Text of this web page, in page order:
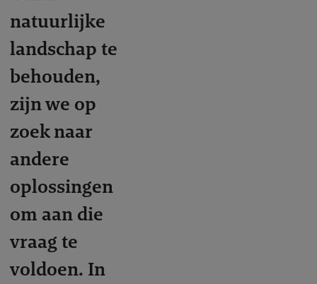
natuurlijke
landschap te
behouden,
zijn we op
zoek naar
andere
oplossingen
om aan die
vraag te
voldoen. In